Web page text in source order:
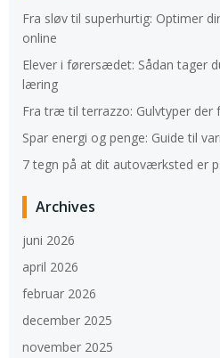
Fra sløv til superhurtig: Optimer
online
Elever i førersædet: Sådan tager
læring
Fra træ til terrazzo: Gulvtyper der
Spar energi og penge: Guide til
7 tegn på at dit autoværksted er
Archives
juni 2026
april 2026
februar 2026
december 2025
november 2025